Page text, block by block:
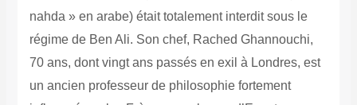
nahda » en arabe) était totalement interdit sous le
régime de Ben Ali. Son chef, Rached Ghannouchi,
70 ans, dont vingt ans passés en exil à Londres, est
un ancien professeur de philosophie fortement